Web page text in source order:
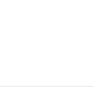
с 26 сентября
Примерно
в…